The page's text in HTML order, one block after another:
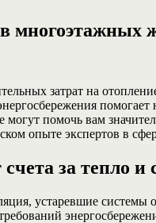
многоэтажных
затрат на
помочь вам
опыте экспертов в
за тепло и
устаревшие системы